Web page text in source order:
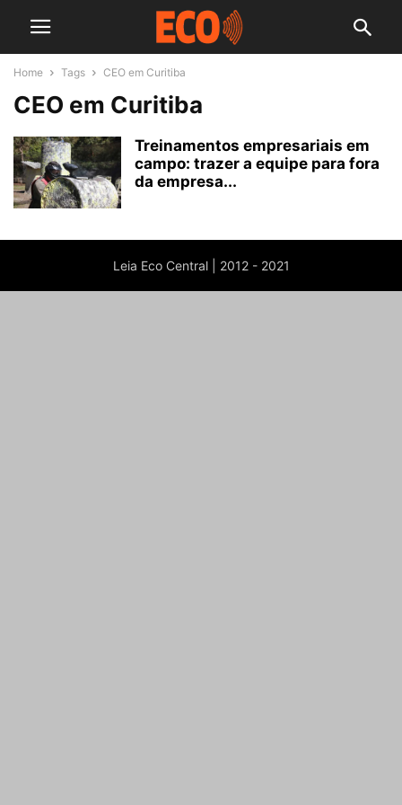
Home Tags CEO em Curitiba
CEO em Curitiba
Treinamentos empresariais em
campo: trazer a equipe para fora
da empresa...
Leia Eco Central | 2012 - 2021